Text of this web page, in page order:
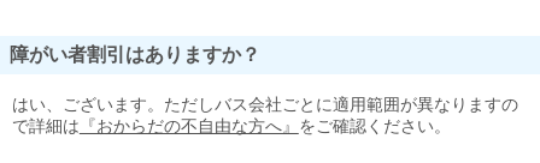
障がい者割引はありますか？
はい、ございます。ただしバス会社ごとに適用範囲が異なりますの
で詳細は 『おからだの不自由な方へ』 をご確認ください。